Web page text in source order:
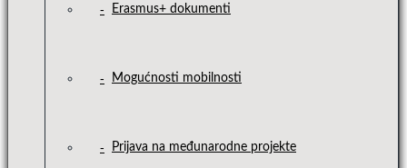
Erasmus+ dokumenti
Mogućnosti mobilnosti
Prijava na međunarodne projekte